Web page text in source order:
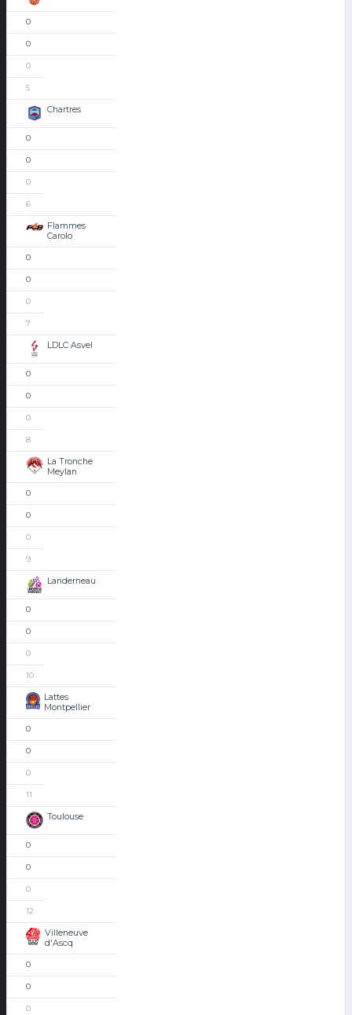
0
0
0
5
Chartres
0
0
0
6
Flammes
Carolo
0
0
0
7
LDLC Asvel
0
0
0
8
La Tronche
Meylan
0
0
0
9
Landerneau
0
0
0
10
Lattes
Montpellier
0
0
0
11
Toulouse
0
0
0
12
Villeneuve
d'Ascq
0
0
0